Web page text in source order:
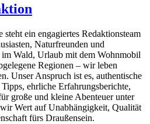
ein engagiertes Redaktionsteam
Naturfreunden und
im Wald, Urlaub mit dem Wohnmobil
Regionen – wir leben
Unser Anspruch ist es, authentische
ehrliche Erfahrungsberichte,
große und kleine Abenteuer unter
Wert auf Unabhängigkeit, Qualität
fürs Draußensein.